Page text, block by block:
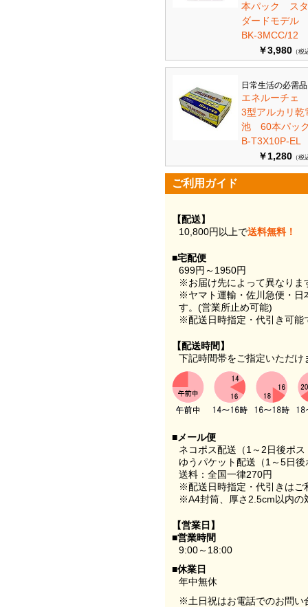
本パック ス
ダードモデル
BK-3MCC/12
￥3,980 （税
日常生活の必需
エネルーチェ
3型アルカリ乾
池 60本パ
B-T3X10P-EL
￥1,280 （税
ご利用ガイド
【配送】
10,800円以上で送料無料！
■宅配便
699円～1950円
※お届け先によって異なりま
※ヤマト運輸・佐川急便・日
す。(営業所止め可能)
※配送日時指定・代引き可能
【配送時間】
下記時間帯をご指定いただけ
■メール便
ネコポス配送（1～2日後ポ
ゆうパケット配送（1～5日
送料：全国一律270円
※配送日時指定・代引きはご
※A4封筒、厚さ2.5cm以内の
【営業日】
■営業時間
9:00～18:00
■休業日
年中無休
※土日祝はお電話でのお問い